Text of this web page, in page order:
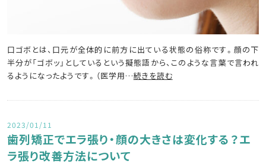
口ゴボとは、口元が全体的に前方に出ている状態の俗称です。顔の下
半分が「ゴボッ」としているという擬態語から、このような言葉で言われ
るようになったようです。（医学用…続きを読む
2023/01/11
歯列矯正でエラ張り・顔の大きさは変化する？エ
ラ張り改善方法について